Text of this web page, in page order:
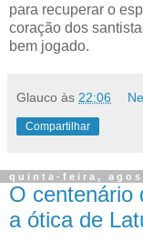
para recuperar o
coração dos
bem jogado.
Glauco às 22:06
Compartilhar
quinta-feira,
O centenário
a ótica de